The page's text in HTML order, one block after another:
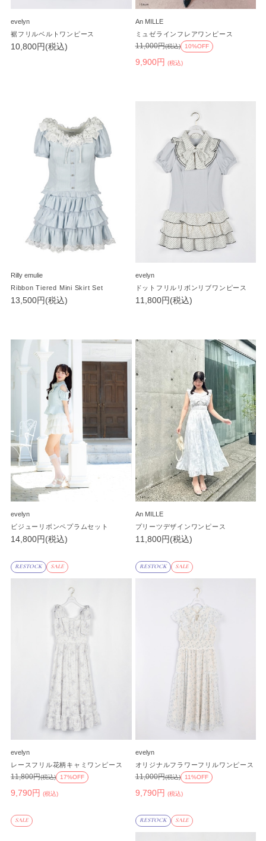
evelyn
裾フリルベルトワンピース
10,800円(税込)
An MILLE
ミュゼラインフレアワンピース
9,900円 (税込)
11,000円(税込) 10%OFF
Rilly emulie
Ribbon Tiered Mini Skirt Set
13,500円(税込)
evelyn
ドットフリルリボンリブワンピース
11,800円(税込)
evelyn
ビジューリボンペプラムセット
14,800円(税込)
An MILLE
プリーツデザインワンピース
11,800円(税込)
RESTOCK SALE
evelyn
レースフリル花柄キャミワンピース
9,790円 (税込)
11,800円(税込) 17%OFF
RESTOCK SALE
evelyn
オリジナルフラワーフリルワンピース
9,790円 (税込)
11,000円(税込) 11%OFF
SALE RESTOCK SALE